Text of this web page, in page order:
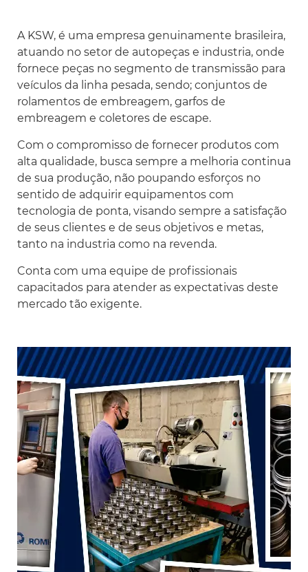
Sinotruck
Volkswagen
A KSW, é uma empresa genuinamente brasileira,
atuando no setor de autopeças e industria, onde
fornece peças no segmento de transmissão para
veículos da linha pesada, sendo; conjuntos de
rolamentos de embreagem, garfos de
embreagem e coletores de escape.
Com o compromisso de fornecer produtos com
alta qualidade, busca sempre a melhoria continua
de sua produção, não poupando esforços no
sentido de adquirir equipamentos com
tecnologia de ponta, visando sempre a satisfação
de seus clientes e de seus objetivos e metas,
tanto na industria como na revenda.
Conta com uma equipe de profissionais
capacitados para atender as expectativas deste
mercado tão exigente.